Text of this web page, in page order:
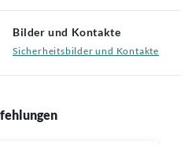
Bilder und Kontakte
Sicherheitsbilder und Kontakte